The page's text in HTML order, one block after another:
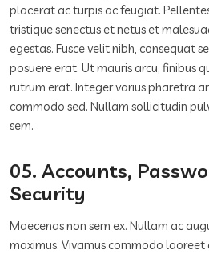
placerat ac turpis ac feugiat.
tristique senectus et netus et
egestas. Fusce velit nibh, consequat
posuere erat. Ut mauris arcu, finibus
rutrum erat. Integer varius pharetra
commodo sed. Nullam sollicitudin
sem.
05. Accounts,
Security
Maecenas non sem ex. Nullam ac
maximus. Vivamus commodo